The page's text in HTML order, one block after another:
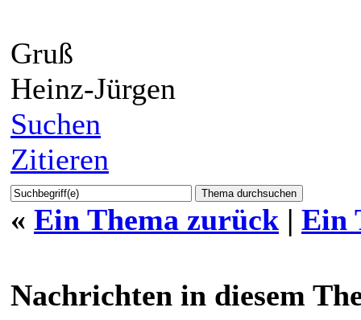
Gruß
Heinz-Jürgen
Suchen
Zitieren
« Ein Thema zurück | Ein
Nachrichten in diesem